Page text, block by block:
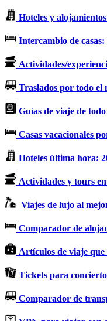
Hoteles y
Intercambio de casas:
Actividades/
Traslados por todo el
Guías de viaje de
Casas vacacionales
Hoteles última hora:
Actividades y tours
Viajes de lujo al
Comparador de
Artículos de viaje que
Tickets para
Comparador de